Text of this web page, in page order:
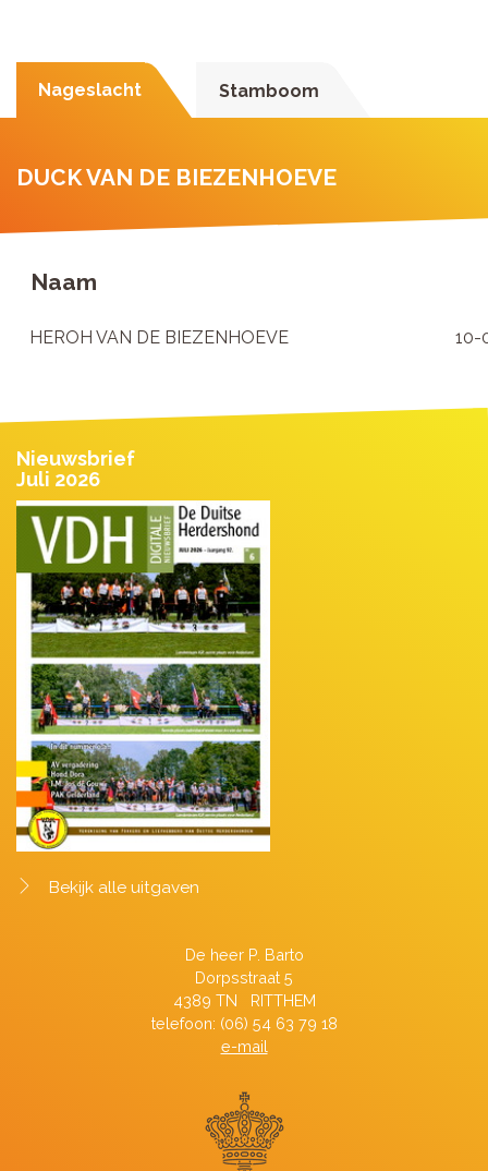
Nageslacht Stamboom
DUCK VAN DE BIEZENHOEVE
Naam
HEROH VAN DE BIEZENHOEVE 10-
Nieuwsbrief
Juli 2026
Bekijk alle uitgaven
De heer P. Barto
Dorpsstraat 5
4389 TN RITTHEM
telefoon: (06) 54 63 79 18
e-mail